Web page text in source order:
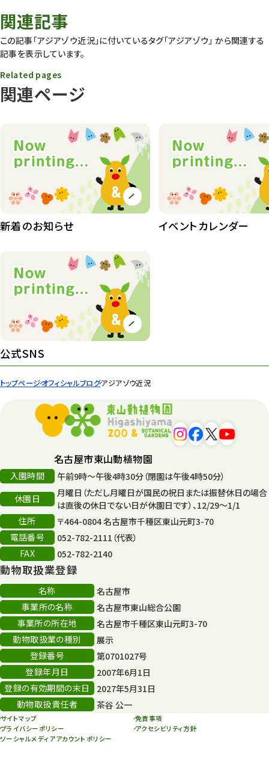
トップページオフィシャルブログアジアゾウ近況
動物園
動物園長のZooコラム
動物園その他
407
植物園長の庭
植物園 その他 423
83
イベント
園内の様子
遊園地 6
平和公園
再生
再生フォーラム 14
80周年
その他
その他イベント
スカイタワー
年末年始のイベント
秋まつり
関連記事
この記事「アジアゾウ近況」に付いているタグ「アジアゾウ」 から関連する
記事を表示しています。
関連ページ
Related pages
新着のお知らせ イベントカレンダー
公式SNS
名古屋市東山動植物園
入園時間
午前9時～午後4時30分（閉園は午後4時50分）
休園日
月曜日（ただし月曜日が国民の祝日または振替休日の場合
は直後の休日でない日が休園日です）、12/29～1/1
住所
〒464-0804 名古屋市千種区東山元町3-70
電話番号
052-782-2111（代表）
FAX
052-782-2140
動物取扱業登録
名称
名古屋市
事業所の名称
名古屋市東山総合公園
事業所の所在地
名古屋市千種区東山元町3-70
動物取扱業の種別
展示
登録番号
第0701027号
登録年月日
2007年6月1日
登録の有効期間の末日
2027年5月31日
動物取扱責任者
茶谷 公一
サイトマップ
免責事項
プライバシーポリシー
アクセシビリティ方針
ソーシャルメディアアカウントポリシー